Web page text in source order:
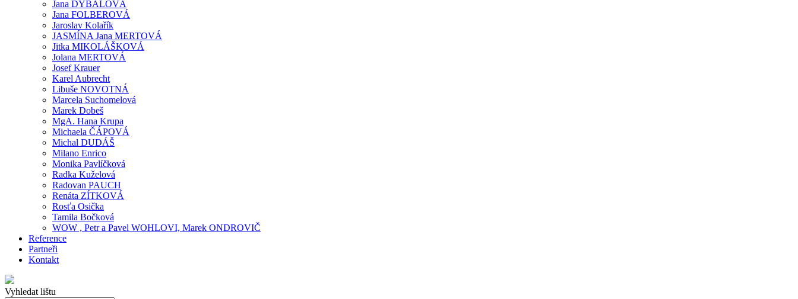
Jana DYBALOVÁ
Jana FOLBEROVÁ
Jaroslav Kolařík
JASMÍNA Jana MERTOVÁ
Jitka MIKOLÁŠKOVÁ
Jolana MERTOVÁ
Josef Krauer
Karel Aubrecht
Libuše NOVOTNÁ
Marcela Suchomelová
Marek Dobeš
MgA. Hana Krupa
Michaela ČÁPOVÁ
Michal DUDÁŠ
Milano Enrico
Monika Pavlíčková
Radka Kuželová
Radovan PAUCH
Renáta ZÍTKOVÁ
Rosťa Osička
Tamila Bočková
WOW , Petr a Pavel WOHLOVI, Marek ONDROVIČ
Reference
Partneři
Kontakt
Vyhledat lištu